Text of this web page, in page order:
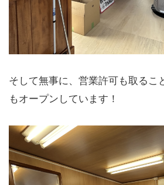
そして無事に、営業許可も取るこ
もオープンしています！